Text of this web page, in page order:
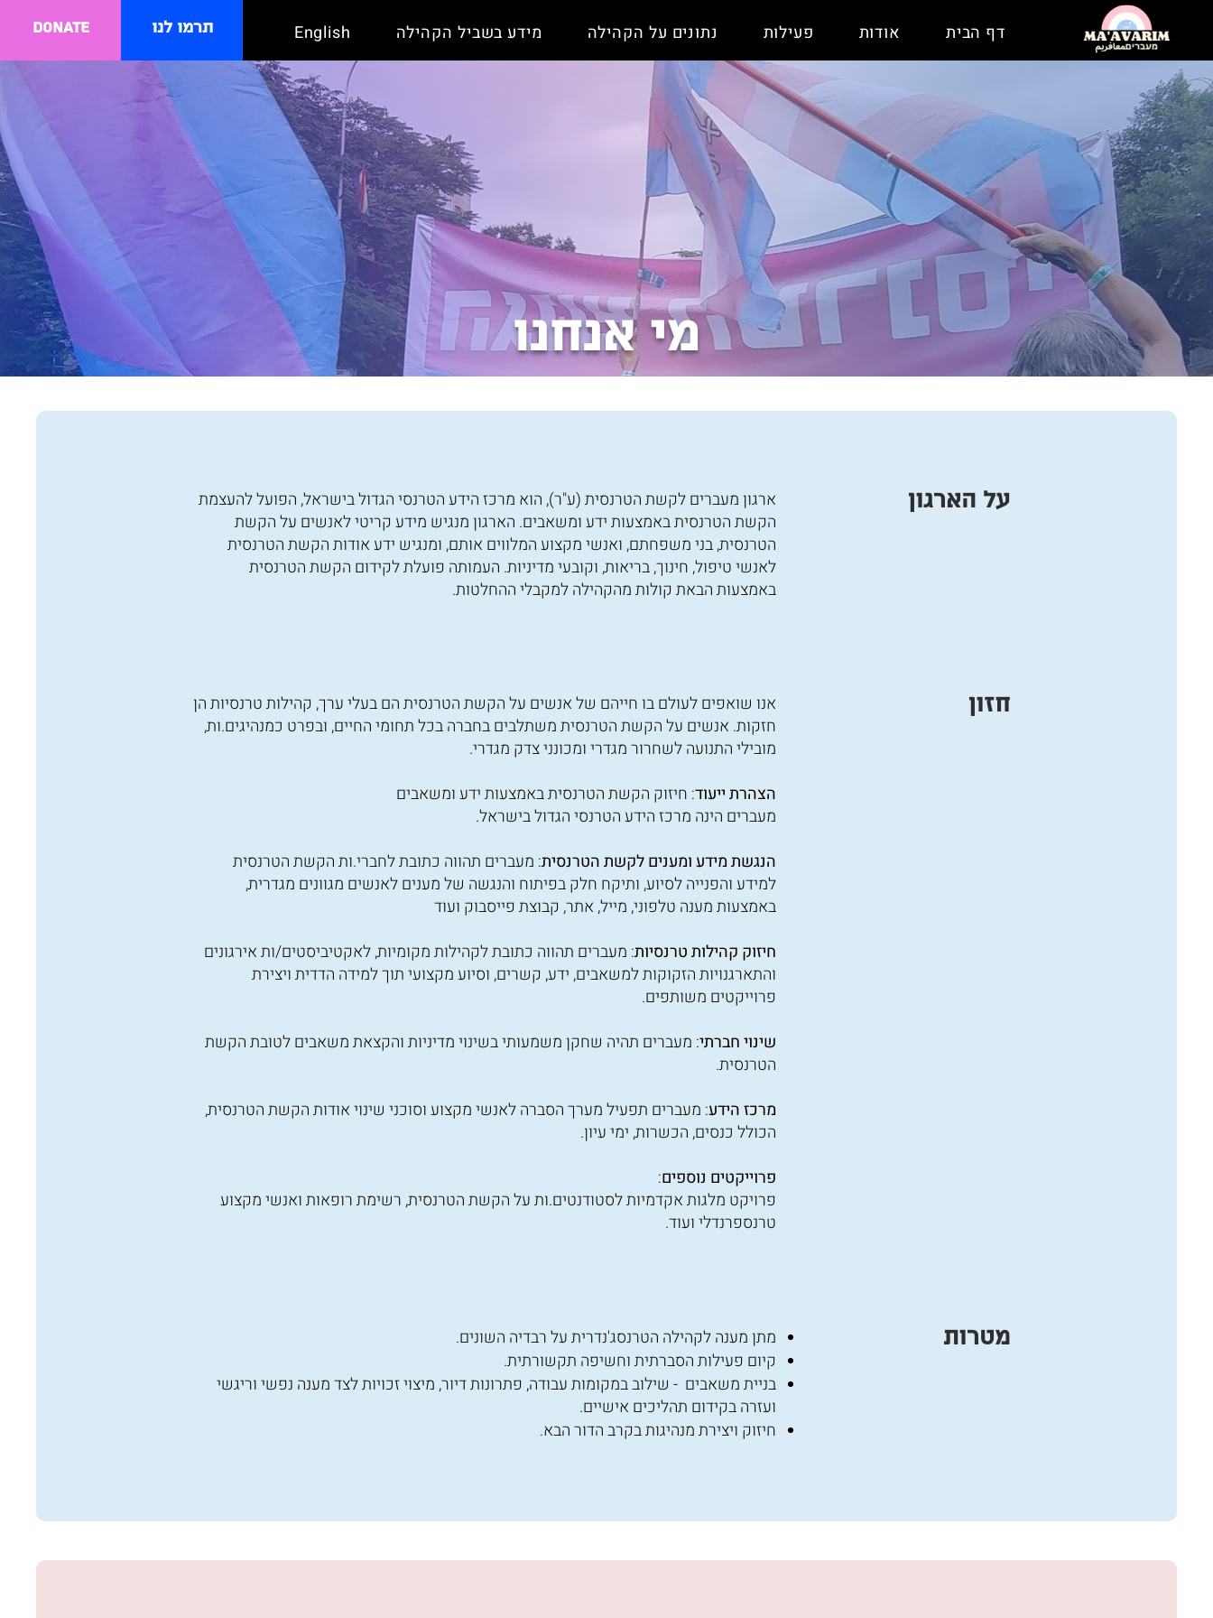
Donate תרמו לנו דף הבית אודות פעילות נתונים על הקהילה מידע בשביל הקהילה English
מי אנחנו
ארגון מעברים לקשת הטרנסית (ע"ר), הוא מרכז הידע הטרנסי הגדול בישראל, הפועל להעצמת
הקשת הטרנסית באמצעות ידע ומשאבים. הארגון מנגיש מידע קריטי לאנשים על הקשת
הטרנסית, בני משפחתם, ואנשי מקצוע המלווים אותם, ומנגיש ידע אודות הקשת הטרנסית
לאנשי טיפול, חינוך, בריאות, וקובעי מדיניות. העמותה פועלת לקידום הקשת הטרנסית
באמצעות הבאת קולות מהקהילה למקבלי ההחלטות.
על הארגון
אנו שואפים לעולם בו חייהם של אנשים על הקשת הטרנסית הם בעלי ערך, קהילות טרנסיות הן
חזקות. אנשים על הקשת הטרנסית משתלבים בחברה בכל תחומי החיים, ובפרט כמנהיגים.ות,
מובילי התנועה לשחרור מגדרי ומכונני צדק מגדרי.
הצהרת ייעוד: חיזוק הקשת הטרנסית באמצעות ידע ומשאבים
מעברים הינה מרכז הידע הטרנסי הגדול בישראל.
הנגשת מידע ומענים לקשת הטרנסית: מעברים תהווה כתובת לחברי.ות הקשת הטרנסית
למידע והפנייה לסיוע, ותיקח חלק בפיתוח והנגשה של מענים לאנשים מגוונים מגדרית,
באמצעות מענה טלפוני, מייל, אתר, קבוצת פייסבוק ועוד
חיזוק קהילות טרנסיות: מעברים תהווה כתובת לקהילות מקומיות, לאקטיביסטים/ות אירגונים
והתארגנויות הזקוקות למשאבים, ידע, קשרים, וסיוע מקצועי תוך למידה הדדית ויצירת
פרוייקטים משותפים.
שינוי חברתי: מעברים תהיה שחקן משמעותי בשינוי מדיניות והקצאת משאבים לטובת הקשת
הטרנסית.
מרכז הידע: מעברים תפעיל מערך הסברה לאנשי מקצוע וסוכני שינוי אודות הקשת הטרנסית,
הכולל כנסים, הכשרות, ימי עיון.
פרוייקטים נוספים:
פרויקט מלגות אקדמיות לסטודנטים.ות על הקשת הטרנסית, רשימת רופאות ואנשי מקצוע
טרנספרנדלי ועוד.
חזון
מתן מענה לקהילה הטרנסג'נדרית על רבדיה השונים.
קיום פעילות הסברתית וחשיפה תקשורתית.
בניית משאבים - שילוב במקומות עבודה, פתרונות דיור, מיצוי זכויות לצד מענה נפשי וריגשי
ועזרה בקידום תהליכים אישיים.
חיזוק ויצירת מנהיגות בקרב הדור הבא.
מטרות